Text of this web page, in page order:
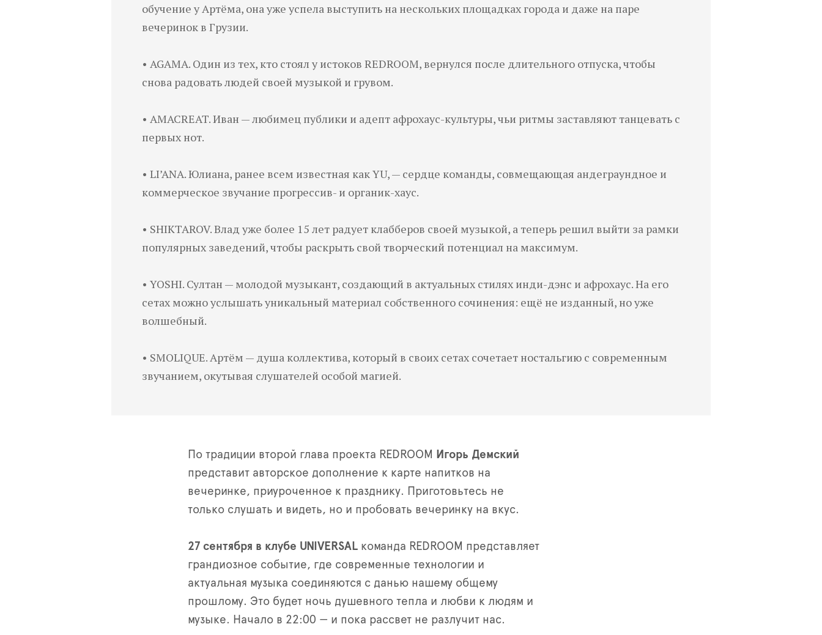
обучение у Артёма, она уже успела выступить на нескольких площадках города и даже на паре
вечеринок в Грузии.
• AGAMA. Один из тех, кто стоял у истоков REDROOM, вернулся после длительного отпуска, чтобы
снова радовать людей своей музыкой и грувом.
• AMACREAT. Иван — любимец публики и адепт афрохаус-культуры, чьи ритмы заставляют танцевать с
первых нот.
• LI’ANA. Юлиана, ранее всем известная как YU, — сердце команды, совмещающая андеграундное и
коммерческое звучание прогрессив- и органик-хаус.
• SHIKTAROV. Влад уже более 15 лет радует клабберов своей музыкой, а теперь решил выйти за рамки
популярных заведений, чтобы раскрыть свой творческий потенциал на максимум.
• YOSHI. Султан — молодой музыкант, создающий в актуальных стилях инди-дэнс и афрохаус. На его
сетах можно услышать уникальный материал собственного сочинения: ещё не изданный, но уже
волшебный.
• SMOLIQUE. Артём — душа коллектива, который в своих сетах сочетает ностальгию с современным
звучанием, окутывая слушателей особой магией.
По традиции второй глава проекта REDROOM
Игорь Демский
представит авторское дополнение к карте напитков на
вечеринке, приуроченное к празднику. Приготовьтесь не
только слушать и видеть, но и пробовать вечеринку на вкус.
27 сентября в клубе UNIVERSAL команда REDROOM представляет
грандиозное событие, где современные технологии и
актуальная музыка соединяются с данью нашему общему
прошлому. Это будет ночь душевного тепла и любви к людям и
музыке. Начало в 22:00 — и пока рассвет не разлучит нас.